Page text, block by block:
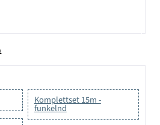
Komplettset 15m -
funkelnd